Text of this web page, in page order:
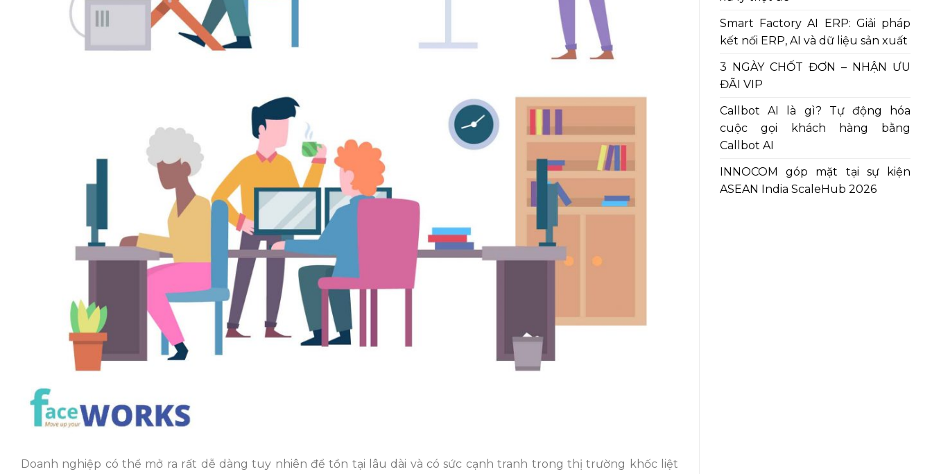
Doanh nghiệp có thể mở ra rất dễ dàng tuy nhiên để tồn tại lâu dài và có sức cạnh tranh trong thị trường khốc liệt
Smart Factory AI ERP: Giải pháp
kết nối ERP, AI và dữ liệu sản xuất
3 NGÀY CHỐT ĐƠN – NHẬN ƯU
ĐÃI VIP
Callbot AI là gì? Tự động hóa
cuộc gọi khách hàng bằng
Callbot AI
INNOCOM góp mặt tại sự kiện
ASEAN India ScaleHub 2026